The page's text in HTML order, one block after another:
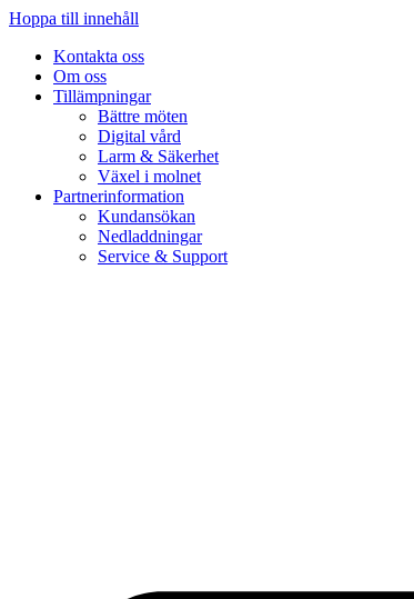
Hoppa till innehåll
Kontakta oss
Om oss
Tillämpningar
Bättre möten
Digital vård
Larm & Säkerhet
Växel i molnet
Partnerinformation
Kundansökan
Nedladdningar
Service & Support